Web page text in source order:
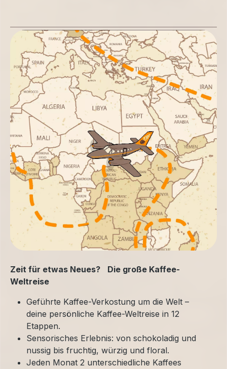
Zeit für etwas Neues? Die große Kaffee-
Weltreise
Geführte Kaffee-Verkostung um die Welt –
deine persönliche Kaffee-Weltreise in 12
Etappen.
Sensorisches Erlebnis: von schokoladig und
nussig bis fruchtig, würzig und floral.
Jeden Monat 2 unterschiedliche Kaffees